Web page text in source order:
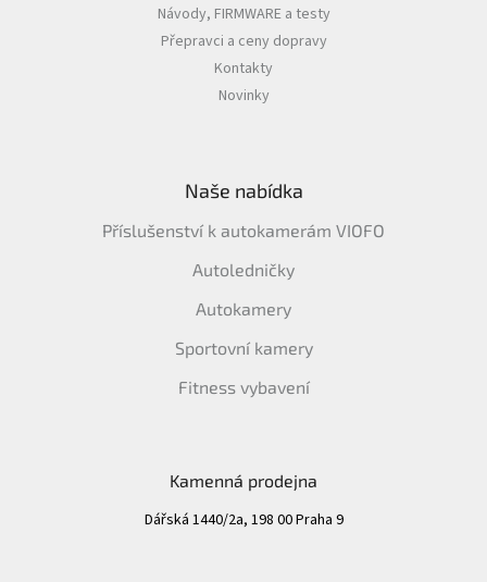
Návody, FIRMWARE a testy
Přepravci a ceny dopravy
Kontakty
Novinky
Naše nabídka
Příslušenství k autokamerám VIOFO
Autoledničky
Autokamery
Sportovní kamery
Fitness vybavení
Kamenná prodejna
Dářská 1440/2a, 198 00 Praha 9